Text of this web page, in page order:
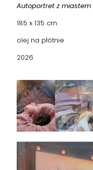
Autoportret z miastem
185 x 135 cm
olej na płótnie
2026